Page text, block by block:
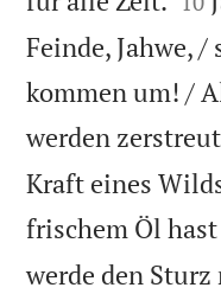
Feinde, Jahwe, /
kommen um! /
werden
Kraft eines
frischem Öl
werde den